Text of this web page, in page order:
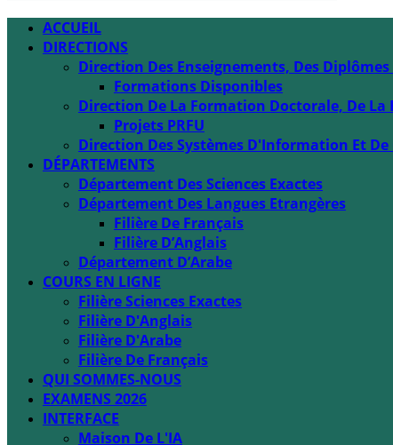
ACCUEIL
DIRECTIONS
Direction Des Enseignements, Des
Formations Disponibles
Direction De La Formation Doctorale, De La
Projets PRFU
Direction Des Systèmes D'Information Et
DÉPARTEMENTS
Département Des Sciences Exactes
Département Des Langues Etrangères
Filière De Français
Filière D’Anglais
Département D’Arabe
COURS EN LIGNE
Filière Sciences Exactes
Filière D'Anglais
Filière D'Arabe
Filière De Français
QUI SOMMES-NOUS
EXAMENS 2026
INTERFACE
Maison De L'IA